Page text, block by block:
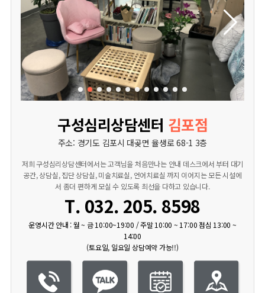
구성심리상담센터 김포점
주소: 경기도 김포시 대곶면 율생로 68-1 3층
저희 구성심리상담센터에서는 고객님을 처음만나는 안내 데스크에서 부터 대기
공간, 상담실, 집단 상담실, 미술치료실, 언어치료실 까지 이어지는 모든 시설에
서 좀더 편하게 모실 수 있도록 최선을 다하고 있습니다.
T. 032. 205. 8598
운영시간 안내 : 월 ~ 금 10:00~19:00 / 주말 10:00 ~ 17:00 점심 13:00 ~
14:00
(토요일, 일요일 상담예약 가능!!)